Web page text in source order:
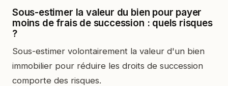
Sous-estimer la valeur du bien pour payer
moins de frais de succession : quels risques
?
Sous-estimer volontairement la valeur d'un bien
immobilier pour réduire les droits de succession
comporte des risques.